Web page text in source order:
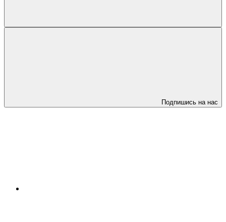
Подпишись на нас